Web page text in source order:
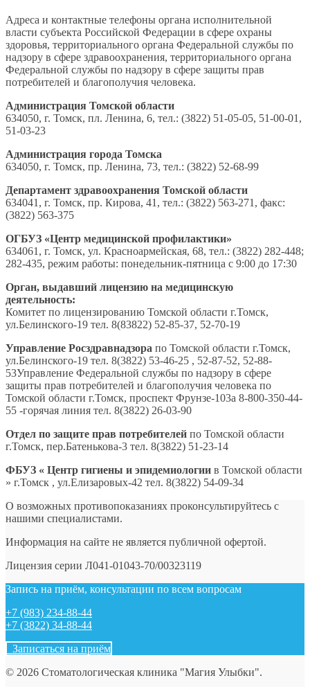
Адреса и контактные телефоны органа исполнительной
власти субъекта Российской Федерации в сфере охраны
здоровья, территориального органа Федеральной службы по
надзору в сфере здравоохранения, территориального органа
Федеральной службы по надзору в сфере защиты прав
потребителей и благополучия человека.
Администрация Томской области
634050, г. Томск, пл. Ленина, 6, тел.: (3822) 51-05-05, 51-00-01,
51-03-23
Администрация города Томска
634050, г. Томск, пр. Ленина, 73, тел.: (3822) 52-68-99
Департамент здравоохранения Томской области
634041, г. Томск, пр. Кирова, 41, тел.: (3822) 563-271, факс:
(3822) 563-375
ОГБУЗ «Центр медицинской профилактики»
634061, г. Томск, ул. Красноармейская, 68, тел.: (3822) 282-448;
282-435, режим работы: понедельник-пятница с 9:00 до 17:30
Орган, выдавший лицензию на медицинскую
деятельность:
Комитет по лицензированию Томской области г.Томск,
ул.Белинского-19 тел. 8(83822) 52-85-37, 52-70-19
Управление Росздравнадзора по Томской области г.Томск,
ул.Белинского-19 тел. 8(3822) 53-46-25 , 52-87-52, 52-88-
53Управление Федеральной службы по надзору в сфере
защиты прав потребителей и благополучия человека по
Томской области г.Томск, проспект Фрунзе-103а 8-800-350-44-
55 -горячая линия тел. 8(3822) 26-03-90
Отдел по защите прав потребителей по Томской области
г.Томск, пер.Батенькова-3 тел. 8(3822) 51-23-14
ФБУЗ « Центр гигиены и эпидемиологии в Томской области
» г.Томск , ул.Елизаровых-42 тел. 8(3822) 54-09-34
О возможных противопоказаниях проконсультируйтесь с
нашими специалистами.
Информация на сайте не является публичной офертой.
Лицензия серии Л041-01043-70/00323119
Запись на приём, консультации по всем вопросам
+7 (983) 234-88-44
+7 (3822) 34-88-44
Записаться на приём
© 2026 Стоматологическая клиника "Магия Улыбки".